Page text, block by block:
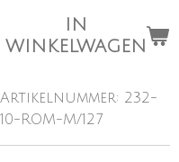
IN
WINKELWAGEN
Artikelnummer: 232-
10-ROM-M/127